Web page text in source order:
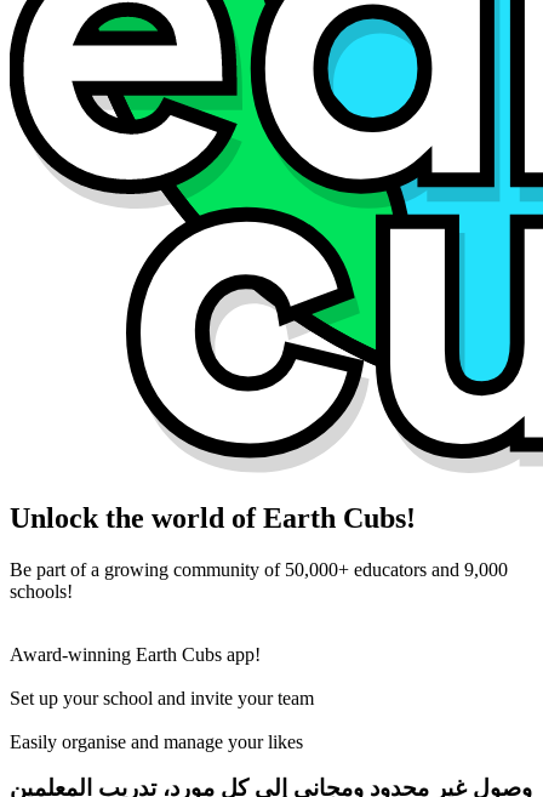
Unlock the world of Earth Cubs!
Be part of a growing community of 50,000+ educators and 9,000
schools!
Award-winning Earth Cubs app!
Set up your school and invite your team
Easily organise and manage your likes
وصول غير محدود ومجاني إلى كل مورد، تدريب المعلمين